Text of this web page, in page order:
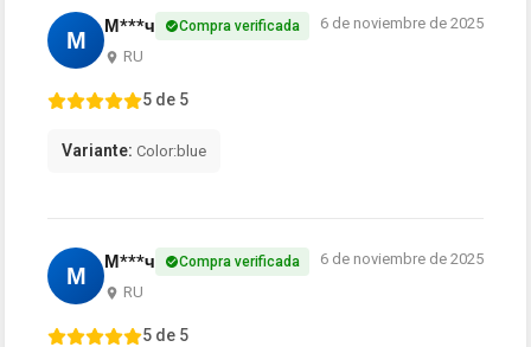
М М***ч Compra verificada
RU
6 de noviembre de 2025
5 de 5
Variante: Color:blue
М М***ч Compra verificada
RU
6 de noviembre de 2025
5 de 5